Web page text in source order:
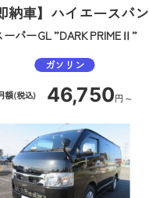
納車】ハイエースバン
ーパーGL ”DARK PRIMEⅡ”
ガソリン
額(税込) 46,750円～